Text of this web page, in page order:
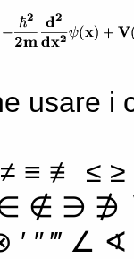
usare i
≡ ≢ ≤
∉ ∋ ∌
′ ″ ‴ ∠